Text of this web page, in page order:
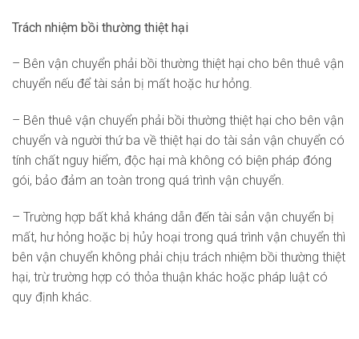
Trách nhiệm bồi thường thiệt hại
– Bên vận chuyển phải bồi thường thiệt hại cho bên thuê vận
chuyển nếu để tài sản bị mất hoặc hư hỏng.
– Bên thuê vận chuyển phải bồi thường thiệt hại cho bên vận
chuyển và người thứ ba về thiệt hại do tài sản vận chuyển có
tính chất nguy hiểm, độc hại mà không có biện pháp đóng
gói, bảo đảm an toàn trong quá trình vận chuyển.
– Trường hợp bất khả kháng dẫn đến tài sản vận chuyển bị
mất, hư hỏng hoặc bị hủy hoại trong quá trình vận chuyển thì
bên vận chuyển không phải chịu trách nhiệm bồi thường thiệt
hại, trừ trường hợp có thỏa thuận khác hoặc pháp luật có
quy định khác.